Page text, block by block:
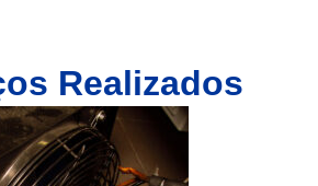
Realizados